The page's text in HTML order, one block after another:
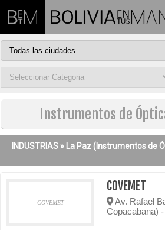
Instrumentos de
INDUSTRIAS » La Paz (Instrumentos de
COVEMET
COVEMET
Av. Rafael
Copacabana)